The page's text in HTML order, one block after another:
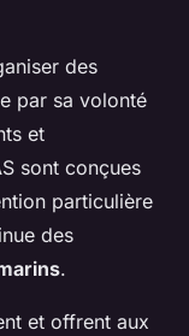
des
par sa volonté
et
sont conçues
particulière
des
.
et offrent aux